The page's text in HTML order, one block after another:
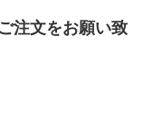
注文をお願い致